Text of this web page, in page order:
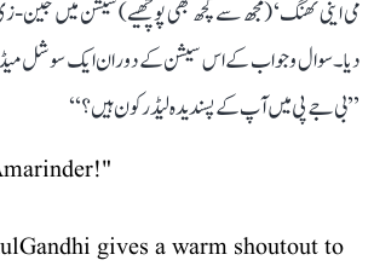
می اینی تھنگ‘ (مجھ سے کچھ بھی پوچھیے) سیشن میں جین-
دیا۔ سوال و جواب کے اس سیشن کے دوران ایک سوشل
’’بی جے پی میں آپ کے پسندیدہ لیڈر کون ہیں؟‘‘
gives a warm shoutout to